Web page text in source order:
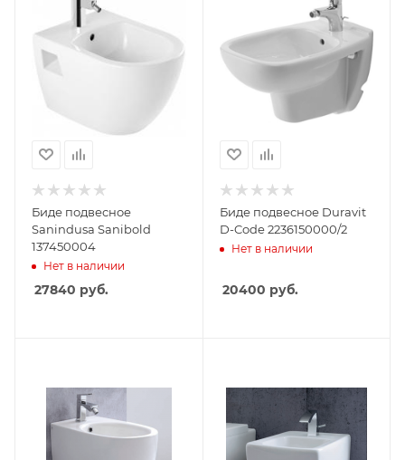
Биде подвесное
Sanindusa Sanibold
137450004
Нет в наличии
27840 руб.
Биде подвесное Duravit
D-Code 2236150000/2
Нет в наличии
20400 руб.